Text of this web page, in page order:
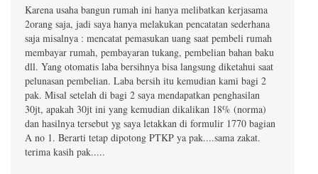
Karena usaha bangun rumah ini hanya melibatkan kerjasama
2orang saja, jadi saya hanya melakukan pencatatan sederhana
saja misalnya : mencatat pemasukan uang saat pembeli rumah
membayar rumah, pembayaran tukang, pembelian bahan baku
dll. Yang otomatis laba bersihnya bisa langsung diketahui saat
pelunasan pembelian. Laba bersih itu kemudian kami bagi 2
pak. Misal setelah di bagi 2 saya mendapatkan penghasilan
30jt, apakah 30jt ini yang kemudian dikalikan 18% (norma)
dan hasilnya tersebut yg saya letakkan di formulir 1770 bagian
A no 1. Berarti tetap dipotong PTKP ya pak....sama zakat.
terima kasih pak.....